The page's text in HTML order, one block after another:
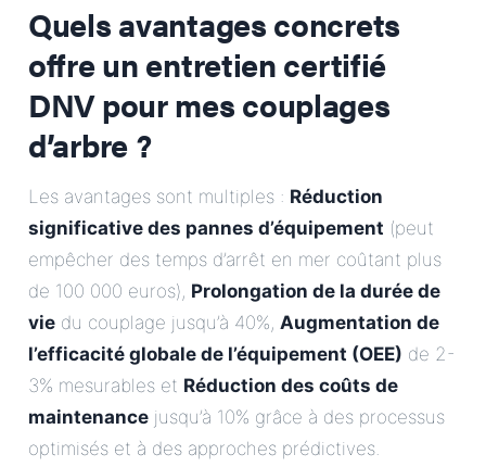
Quels avantages concrets
offre un entretien certifié
DNV pour mes couplages
d’arbre ?
Les avantages sont multiples : Réduction
significative des pannes d’équipement (peut
empêcher des temps d’arrêt en mer coûtant plus
de 100 000 euros), Prolongation de la durée de
vie du couplage jusqu’à 40%, Augmentation de
l’efficacité globale de l’équipement (OEE) de 2-
3% mesurables et Réduction des coûts de
maintenance jusqu’à 10% grâce à des processus
optimisés et à des approches prédictives.